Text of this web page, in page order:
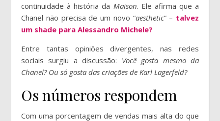
continuidade à história da Maison. Ele afirma que a
Chanel não precisa de um novo “aesthetic” – talvez
um shade para Alessandro Michele?
Entre tantas opiniões divergentes, nas redes
sociais surgiu a discussão: Você gosta mesmo da
Chanel? Ou só gosta das criações de Karl Lagerfeld?
Os números respondem
Com uma porcentagem de vendas mais alta do que